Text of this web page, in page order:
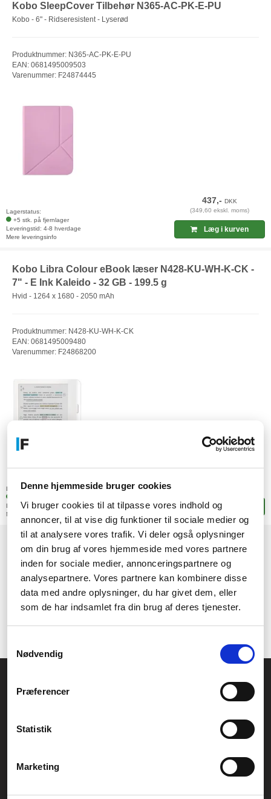
Denne hjemmeside bruger cookies
Vi bruger cookies til at tilpasse vores indhold og
annoncer, til at vise dig funktioner til sociale medier og
til at analysere vores trafik. Vi deler også oplysninger
om din brug af vores hjemmeside med vores partnere
inden for sociale medier, annonceringspartnere og
analysepartnere. Vores partnere kan kombinere disse
data med andre oplysninger, du har givet dem, eller
som de har indsamlet fra din brug af deres tjenester.
Nødvendig
Præferencer
Statistik
Marketing
Kobo SleepCover Tilbehør N365-AC-PK-E-PU
Kobo - 6" - Ridseresistent - Lyserød
Produktnummer: N365-AC-PK-E-PU
EAN: 0681495009503
Varenummer: F24874445
Lagerstatus:
+5 stk. på fjernlager
Leveringstid: 4-8 hverdage
Mere leveringsinfo
437,-DKK
(349,60 ekskl. moms)
Læg i kurven
Kobo Libra Colour eBook læser N428-KU-WH-K-CK -
7" - E Ink Kaleido - 32 GB - 199.5 g
Hvid - 1264 x 1680 - 2050 mAh
Produktnummer: N428-KU-WH-K-CK
EAN: 0681495009480
Varenummer: F24868200
Lagerstatus:
Leveringstid: 4-8 hverdage
Mere leveringsinfo
Læg i kurven
1
CVR.: 26208637
Generelle henvendelser:
Service- og reklamationsafdelingen: